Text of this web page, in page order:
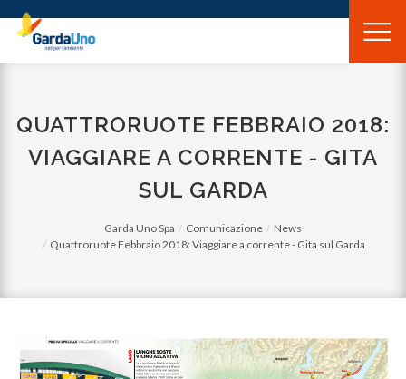
Gardauno
Spa
QUATTRORUOTE FEBBRAIO 2018:
VIAGGIARE A CORRENTE - GITA
SUL GARDA
Garda Uno Spa Comunicazione
News
Quattroruote Febbraio 2018: Viaggiare a corrente - Gita sul Garda